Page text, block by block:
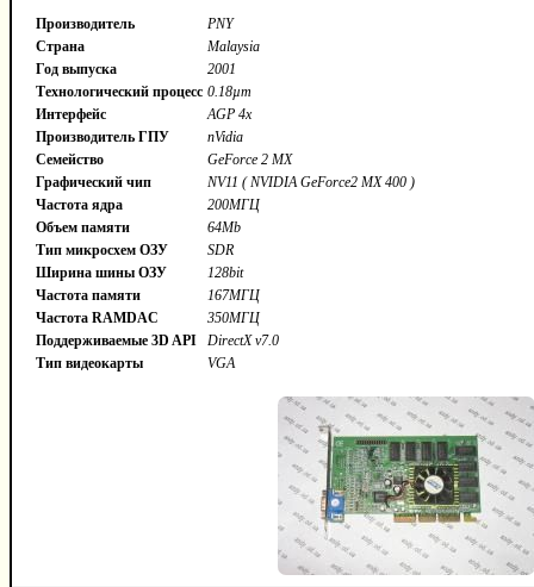
Производитель
PNY
Страна
Malaysia
Год выпуска
2001
Технологический процесс 0.18µm
Интерфейс
AGP 4x
Производитель ГПУ
nVidia
Семейство
GeForce 2 MX
Графический чип
NV11 ( NVIDIA GeForce2 MX 400 )
Частота ядра
200МГЦ
Объем памяти
64Mb
Тип микросхем ОЗУ
SDR
Ширина шины ОЗУ
128bit
Частота памяти
167МГЦ
Частота RAMDAC
350МГЦ
Поддерживаемые 3D API
DirectX v7.0
Тип видеокарты
VGA